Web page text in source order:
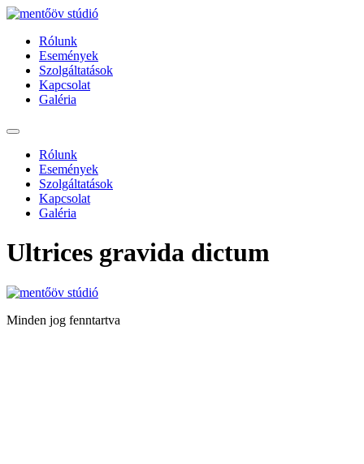
Ugrás
tartalomhoz
Rólunk
Események
Szolgáltatások
Kapcsolat
Galéria
Rólunk
Események
Szolgáltatások
Kapcsolat
Galéria
Ultrices gravida dictum
Minden jog fenntartva